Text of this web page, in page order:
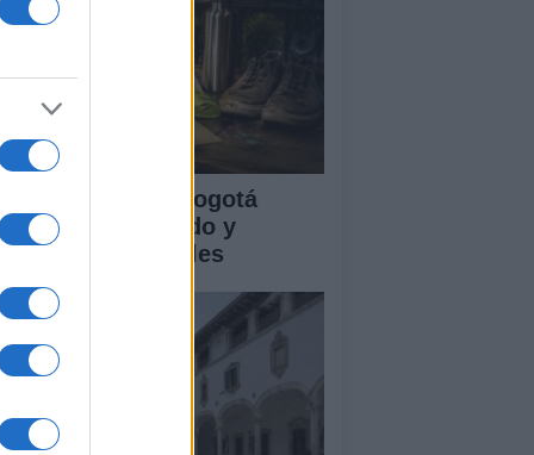
Nocturna Bogotá
fecha, recorrido y
especiales